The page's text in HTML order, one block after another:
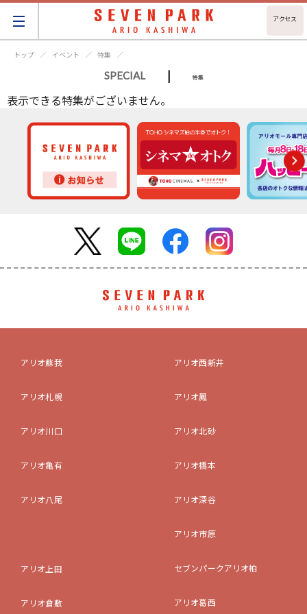
アクセス
トップ イベント 特集
SPECIAL | 特集
表示できる特集がございません。
アリオ蘇我
アリオ札幌
アリオ川口
アリオ亀有
アリオ八尾
アリオ上田
アリオ倉敷
アリオ西新井
アリオ鳳
アリオ北砂
アリオ橋本
アリオ深谷
アリオ市原
セブンパークアリオ柏
アリオ葛西